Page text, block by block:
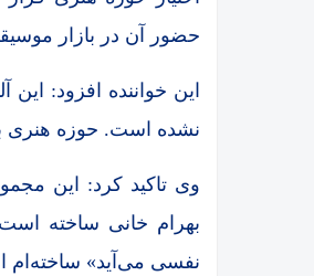
حضور آن در بازار
این خواننده افزود:
نشده است. حوزه هنری
بهرام خانی ساخته
نفسی می‌آید» ساخته‌ام